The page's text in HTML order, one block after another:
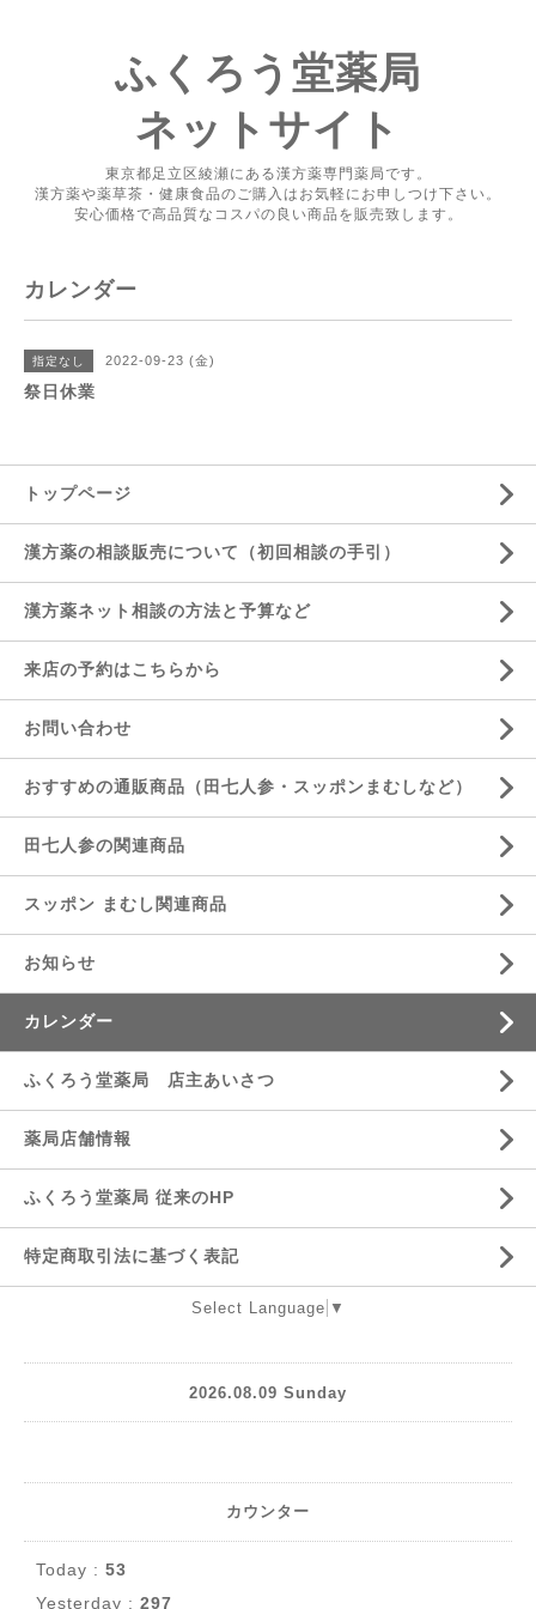
ふくろう堂薬局
ネットサイト
東京都足立区綾瀬にある漢方薬専門薬局です。
漢方薬や薬草茶・健康食品のご購入はお気軽にお申しつけ下さい。
安心価格で高品質なコスパの良い商品を販売致します。
カレンダー
指定なし 2022-09-23 (金)
祭日休業
トップページ
漢方薬の相談販売について（初回相談の手引）
漢方薬ネット相談の方法と予算など
来店の予約はこちらから
お問い合わせ
おすすめの通販商品（田七人参・スッポンまむしなど）
田七人参の関連商品
スッポン まむし関連商品
お知らせ
カレンダー
ふくろう堂薬局 店主あいさつ
薬局店舗情報
ふくろう堂薬局 従来のHP
特定商取引法に基づく表記
Select Language ▼
2026.08.09 Sunday
カウンター
Today : 53
Yesterday : 297